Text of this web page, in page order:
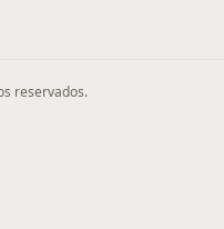
reservados.